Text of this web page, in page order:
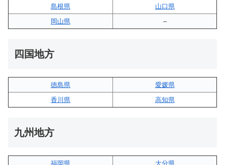
島根県
山口県
岡山県
–
四国地方
徳島県
愛媛県
香川県
高知県
九州地方
福岡県 大分県